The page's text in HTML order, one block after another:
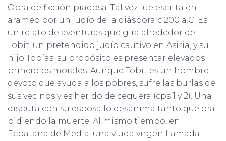
Obra de ficción piadosa. Tal vez fue escrita en
arameo por un judío de la diáspora c 200 a.C. Es
un relato de aventuras que gira alrededor de
Tobit, un pretendido judío cautivo en Asiria, y su
hijo Tobías; su propósito es presentar elevados
principios morales. Aunque Tobit es un hombre
devoto que ayuda a los pobres, sufre las burlas de
sus vecinos y es herido de ceguera (cps 1 y 2). Una
disputa con su esposa lo desanima tanto que ora
pidiendo la muerte. Al mismo tiempo, en
Ecbatana de Media, una viuda virgen llamada